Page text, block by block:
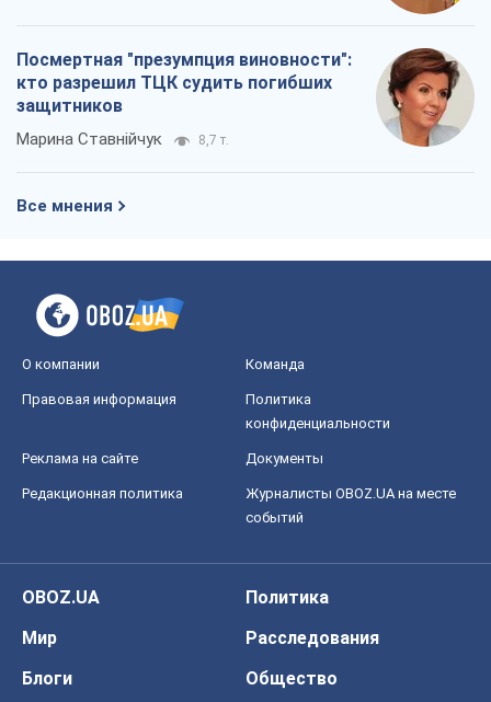
Посмертная "презумпция виновности":
кто разрешил ТЦК судить погибших
защитников
Марина Ставнійчук 8,7 т.
Все мнения
О компании Команда
Правовая информация
Политика
конфиденциальности
Реклама на сайте Документы
Редакционная политика
Журналисты OBOZ.UA на месте
событий
OBOZ.UA
Политика
Мир
Расследования
Блоги
Общество